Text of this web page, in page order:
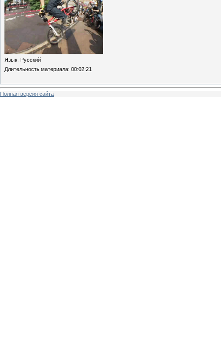
Язык: Русский
Длительность материала: 00:02:21
Полная версия сайта